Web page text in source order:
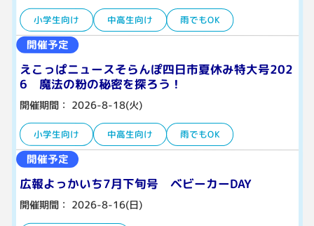
小学生向け 中高生向け 雨でもOK
開催予定
えこっぱニュースそらんぽ四日市夏休み特大号202
6 魔法の粉の秘密を探ろう！
開催期間： 2026-8-18(火)
小学生向け 中高生向け 雨でもOK
開催予定
広報よっかいち7月下旬号 ベビーカーDAY
開催期間： 2026-8-16(日)